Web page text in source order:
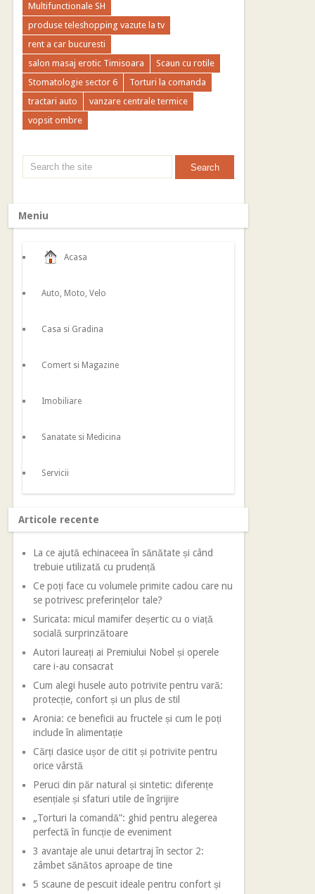
Multifunctionale SH
produse teleshopping vazute la tv
rent a car bucuresti
salon masaj erotic Timisoara
Scaun cu rotile
Stomatologie sector 6
Torturi la comanda
tractari auto
vanzare centrale termice
vopsit ombre
Meniu
Acasa
Auto, Moto, Velo
Casa si Gradina
Comert si Magazine
Imobiliare
Sanatate si Medicina
Servicii
Articole recente
La ce ajută echinaceea în sănătate și când
trebuie utilizată cu prudență
Ce poți face cu volumele primite cadou care nu
se potrivesc preferințelor tale?
Suricata: micul mamifer deșertic cu o viață
socială surprinzătoare
Autori laureați ai Premiului Nobel și operele
care i-au consacrat
Cum alegi husele auto potrivite pentru vară:
protecție, confort și un plus de stil
Aronia: ce beneficii au fructele și cum le poți
include în alimentație
Cărți clasice ușor de citit și potrivite pentru
orice vârstă
Peruci din păr natural și sintetic: diferențe
esențiale și sfaturi utile de îngrijire
„Torturi la comandă”: ghid pentru alegerea
perfectă în funcție de eveniment
3 avantaje ale unui detartraj în sector 2:
zâmbet sănătos aproape de tine
5 scaune de pescuit ideale pentru confort și